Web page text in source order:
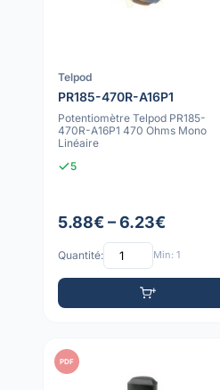
Telpod
PR185-470R-A16P1
Potentiomètre Telpod PR185-
470R-A16P1 470 Ohms Mono
Linéaire
5
5.88€ – 6.23€
Quantité: Min: 1
PDF